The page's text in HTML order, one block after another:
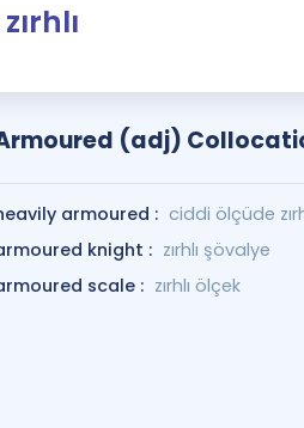
zırhlı
(adj)
armoured : ciddi ölçüde
knight : zırhlı şövalye
scale : zırhlı ölçek